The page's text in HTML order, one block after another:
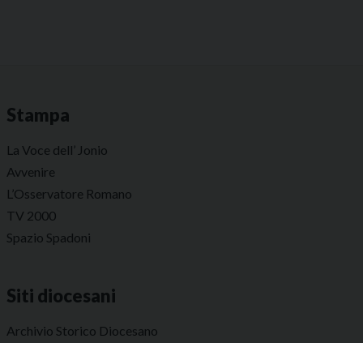
Stampa
La Voce dell’ Jonio
Avvenire
L’Osservatore Romano
TV 2000
Spazio Spadoni
Siti diocesani
Archivio Storico Diocesano